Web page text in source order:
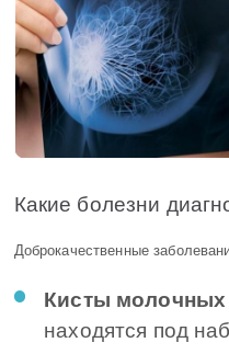
Какие болезни
Доброкачественные
Кисты молочных
находятся под